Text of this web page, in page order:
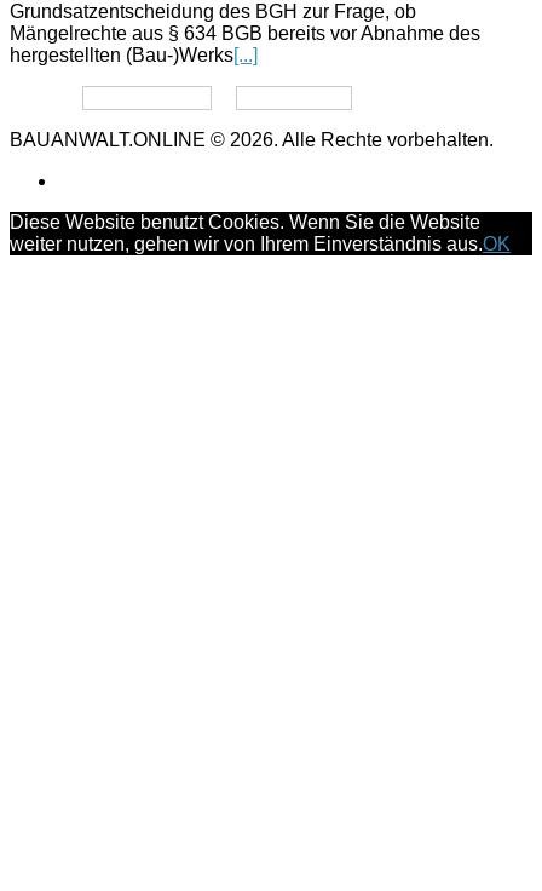
Grundsatzentscheidung des BGH zur Frage, ob
Mängelrechte aus § 634 BGB bereits vor Abnahme des
hergestellten (Bau-)Werks [...]
BAUANWALT.ONLINE © 2026. Alle Rechte vorbehalten.
Diese Website benutzt Cookies. Wenn Sie die Website
weiter nutzen, gehen wir von Ihrem Einverständnis aus.OK